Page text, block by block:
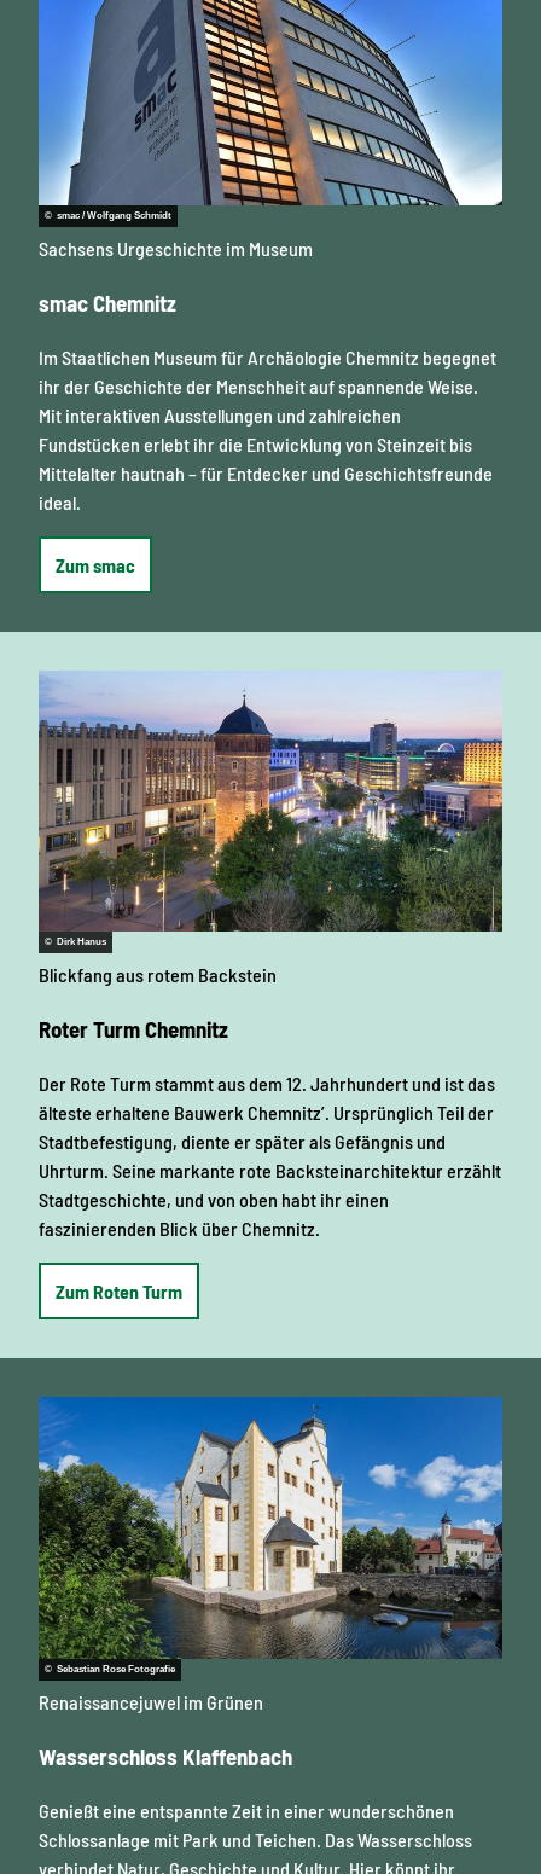
© smac / Wolfgang Schmidt
Sachsens Urgeschichte im Museum
smac Chemnitz
Im Staatlichen Museum für Archäologie Chemnitz begegnet
ihr der Geschichte der Menschheit auf spannende Weise.
Mit interaktiven Ausstellungen und zahlreichen
Fundstücken erlebt ihr die Entwicklung von Steinzeit bis
Mittelalter hautnah – für Entdecker und Geschichtsfreunde
ideal.
Zum smac
© Dirk Hanus
Blickfang aus rotem Backstein
Roter Turm Chemnitz
Der Rote Turm stammt aus dem 12. Jahrhundert und ist das
älteste erhaltene Bauwerk Chemnitz’. Ursprünglich Teil der
Stadtbefestigung, diente er später als Gefängnis und
Uhrturm. Seine markante rote Backsteinarchitektur erzählt
Stadtgeschichte, und von oben habt ihr einen
faszinierenden Blick über Chemnitz.
Zum Roten Turm
© Sebastian Rose Fotografie
Renaissancejuwel im Grünen
Wasserschloss Klaffenbach
Genießt eine entspannte Zeit in einer wunderschönen
Schlossanlage mit Park und Teichen. Das Wasserschloss
verbindet Natur, Geschichte und Kultur. Hier könnt ihr